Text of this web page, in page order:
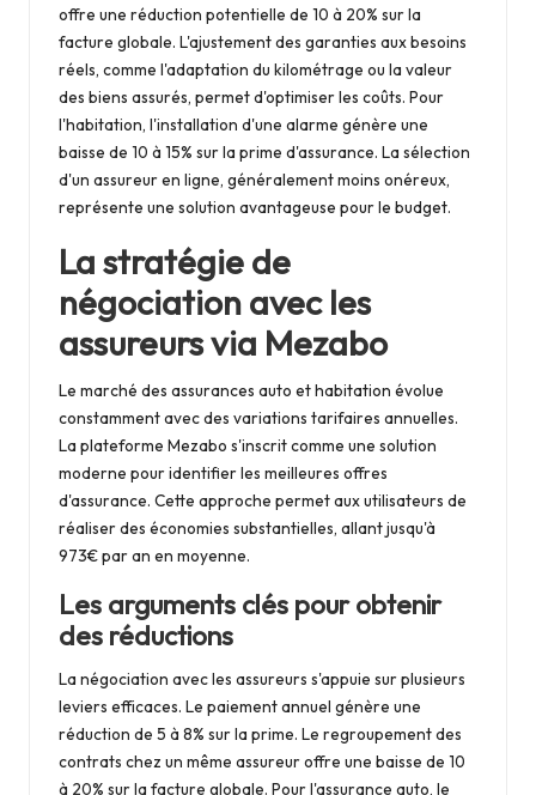
offre une réduction potentielle de 10 à 20% sur la
facture globale. L'ajustement des garanties aux besoins
réels, comme l'adaptation du kilométrage ou la valeur
des biens assurés, permet d'optimiser les coûts. Pour
l'habitation, l'installation d'une alarme génère une
baisse de 10 à 15% sur la prime d'assurance. La sélection
d'un assureur en ligne, généralement moins onéreux,
représente une solution avantageuse pour le budget.
La stratégie de
négociation avec les
assureurs via Mezabo
Le marché des assurances auto et habitation évolue
constamment avec des variations tarifaires annuelles.
La plateforme Mezabo s'inscrit comme une solution
moderne pour identifier les meilleures offres
d'assurance. Cette approche permet aux utilisateurs de
réaliser des économies substantielles, allant jusqu'à
973€ par an en moyenne.
Les arguments clés pour obtenir
des réductions
La négociation avec les assureurs s'appuie sur plusieurs
leviers efficaces. Le paiement annuel génère une
réduction de 5 à 8% sur la prime. Le regroupement des
contrats chez un même assureur offre une baisse de 10
à 20% sur la facture globale. Pour l'assurance auto, le